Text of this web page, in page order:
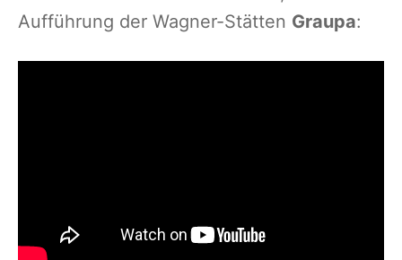
Aufführung der Wagner-Stätten Graupa: